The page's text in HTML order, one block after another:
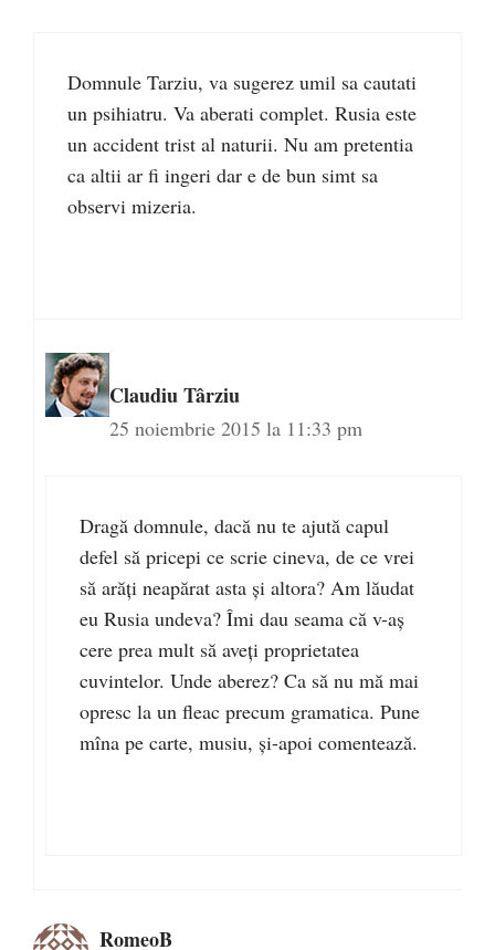
Domnule Tarziu, va sugerez umil sa cautati
un psihiatru. Va aberati complet. Rusia este
un accident trist al naturii. Nu am pretentia
ca altii ar fi ingeri dar e de bun simt sa
observi mizeria.
Claudiu Târziu
25 noiembrie 2015 la 11:33 pm
Dragă domnule, dacă nu te ajută capul
defel să pricepi ce scrie cineva, de ce vrei
să arăţi neapărat asta şi altora? Am lăudat
eu Rusia undeva? Îmi dau seama că v-aş
cere prea mult să aveţi proprietatea
cuvintelor. Unde aberez? Ca să nu mă mai
opresc la un fleac precum gramatica. Pune
mîna pe carte, musiu, şi-apoi comentează.
RomeoB